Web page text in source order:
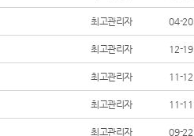
최고관리자 04-20
최고관리자 12-19
최고관리자 11-12
최고관리자 11-11
최고관리자 09-22